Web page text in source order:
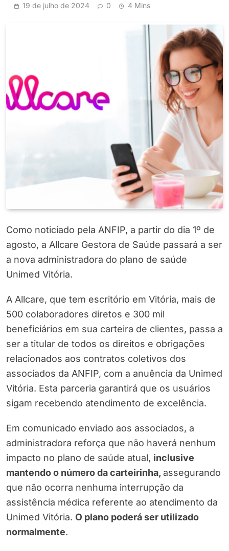
19 de julho de 2024 0 4 Mins
Como noticiado pela ANFIP, a partir do dia 1º de
agosto, a Allcare Gestora de Saúde passará a ser
a nova administradora do plano de saúde
Unimed Vitória.
A Allcare, que tem escritório em Vitória, mais de
500 colaboradores diretos e 300 mil
beneficiários em sua carteira de clientes, passa a
ser a titular de todos os direitos e obrigações
relacionados aos contratos coletivos dos
associados da ANFIP, com a anuência da Unimed
Vitória. Esta parceria garantirá que os usuários
sigam recebendo atendimento de excelência.
Em comunicado enviado aos associados, a
administradora reforça que não haverá nenhum
impacto no plano de saúde atual, inclusive
mantendo o número da carteirinha,assegurando
que não ocorra nenhuma interrupção da
assistência médica referente ao atendimento da
Unimed Vitória. O plano poderá ser utilizado
normalmente.